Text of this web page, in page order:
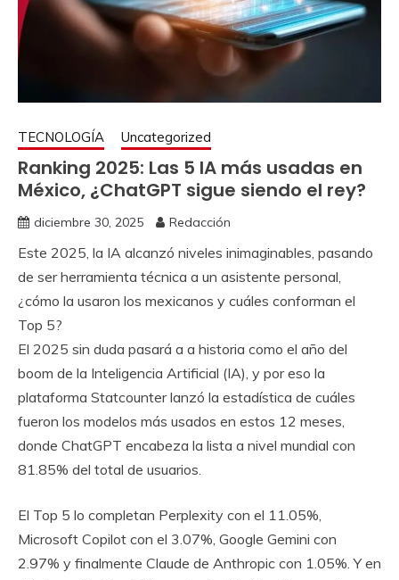
TECNOLOGÍA Uncategorized
Ranking 2025: Las 5 IA más usadas en
México, ¿ChatGPT sigue siendo el rey?
diciembre 30, 2025 Redacción
Este 2025, la IA alcanzó niveles inimaginables, pasando
de ser herramienta técnica a un asistente personal,
¿cómo la usaron los mexicanos y cuáles conforman el
Top 5?
El 2025 sin duda pasará a a historia como el año del
boom de la Inteligencia Artificial (IA), y por eso la
plataforma Statcounter lanzó la estadística de cuáles
fueron los modelos más usados en estos 12 meses,
donde ChatGPT encabeza la lista a nivel mundial con
81.85% del total de usuarios.
El Top 5 lo completan Perplexity con el 11.05%,
Microsoft Copilot con el 3.07%, Google Gemini con
2.97% y finalmente Claude de Anthropic con 1.05%. Y en